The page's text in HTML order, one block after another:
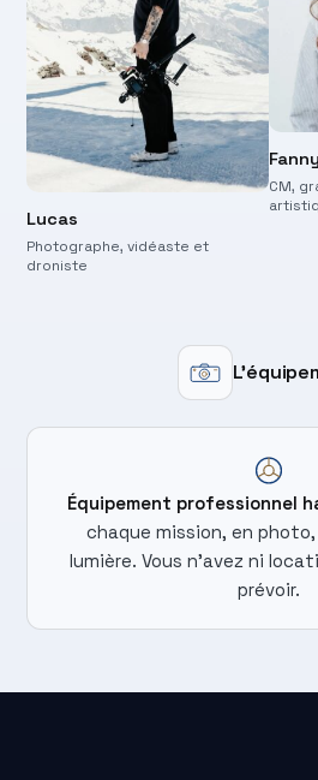
Lucas
Photographe, vidéaste et
droniste
Fanny
CM,
Équipement professionnel
chaque mission, en
lumière. Vous n'avez ni
prévoir.